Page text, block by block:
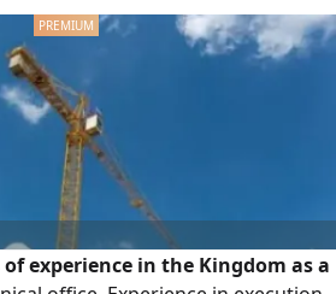
numbers.
experience in the Kingdom as a